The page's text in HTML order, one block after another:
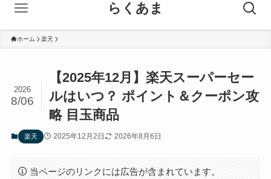
らくあま
ホーム 楽天
【2025年12月】楽天スーパーセー
ルはいつ？ ポイント＆クーポン攻
略 目玉商品
2026
8/06
楽天 2025年12月2日 2026年8月6日
当ページのリンクには広告が含まれています。